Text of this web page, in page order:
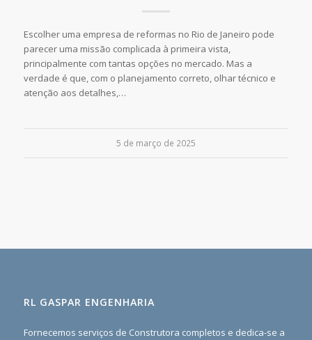
Escolher uma empresa de reformas no Rio de Janeiro pode
parecer uma missão complicada à primeira vista,
principalmente com tantas opções no mercado. Mas a
verdade é que, com o planejamento correto, olhar técnico e
atenção aos detalhes,…
5 de março de 2025
RL GASPAR ENGENHARIA
Fornecemos serviços de Construtora completos e dedica-se a